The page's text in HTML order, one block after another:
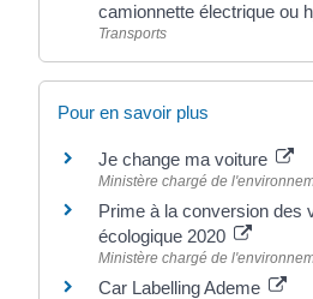
camionnette électrique ou
Transports
Pour en savoir plus
Je change ma voiture
Ministère chargé de
Prime à la conversion des
écologique 2020
Ministère chargé de
Car Labelling Ademe